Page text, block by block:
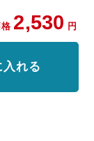
2,530 円
入れる